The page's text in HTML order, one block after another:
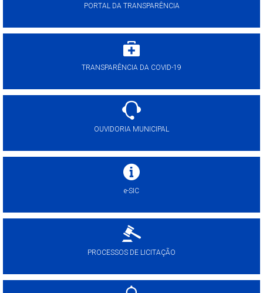
PORTAL DA TRANSPARÊNCIA
TRANSPARÊNCIA DA COVID-19
OUVIDORIA MUNICIPAL
e-SIC
PROCESSOS DE LICITAÇÃO